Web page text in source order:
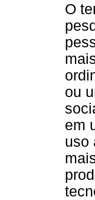
O
ou
em
uso